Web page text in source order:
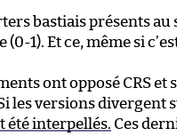
bastiais présents au
1). Et ce, même si
ont opposé CRS et
les versions divergent
été interpellés. Ces